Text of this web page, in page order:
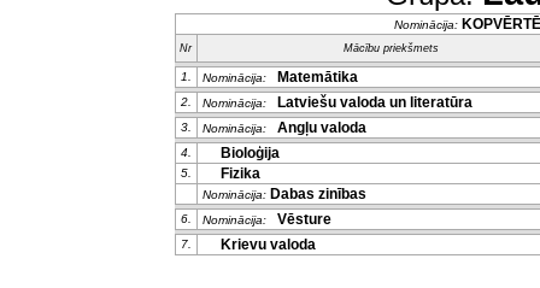
Nominācija:
Nr Mācību priekšmets
1. Nominācija: Matemātika
2. Nominācija: Latviešu valoda un literatūra
3. Nominācija: Angļu valoda
4. Bioloģija
5. Fizika
Nominācija: Dabas zinības
6. Nominācija: Vēsture
7. Krievu valoda